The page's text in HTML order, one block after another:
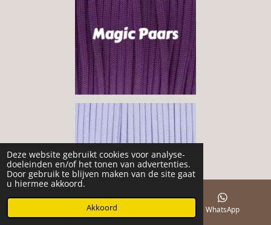
Deze website gebruikt cookies voor analyse-
doeleinden en/of het tonen van advertenties.
Door gebruik te blijven maken van de site gaat
u hiermee akkoord.
Akkoord WhatsApp